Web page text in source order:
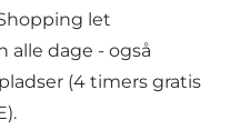
let
alle dage - også
(4 timers gratis